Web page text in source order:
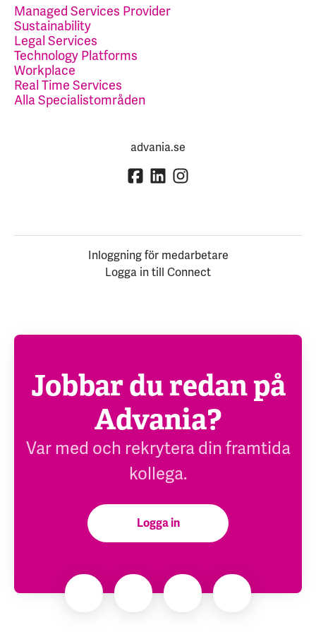
Managed Services Provider
Sustainability
Legal Services
Technology Platforms
Workplace
Real Time Services
Alla Specialistområden
advania.se
Inloggning för medarbetare
Logga in till Connect
Jobbar du redan på
Advania?
Var med och rekrytera din framtida
kollega.
Logga in